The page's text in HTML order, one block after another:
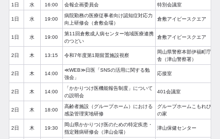
1日
水 16:00 会報企画委員会 特別会議室
1日 水 19:00
病院勤務の医療従事者向け認知症対応力
向上研修会（倉敷会場）
倉敷アイビースクエア
1日 水 19:00
第11回倉敷成人病センター地域医療連携
のつどい
倉敷アイビースクエア
2日 木 13:15 令和7年度第1期留置施設視察
岡山県警察本部伊福町庁
舎（津山警察署）
2日 木 14:00
≪WEB≫日医「SNSの活用に関する勉
強会」
応接室
2日 木 14:00
「かかりつけ医機能報告制度」について
の説明会
401会議室
2日 木 18:00
高齢者施設（グループホーム）における
感染管理実地研修
グループホームこもれび
の家
2日 木 19:30
岡山県かかりつけ医のための特定疾患・
指定難病研修会（津山会場）
津山保健センター